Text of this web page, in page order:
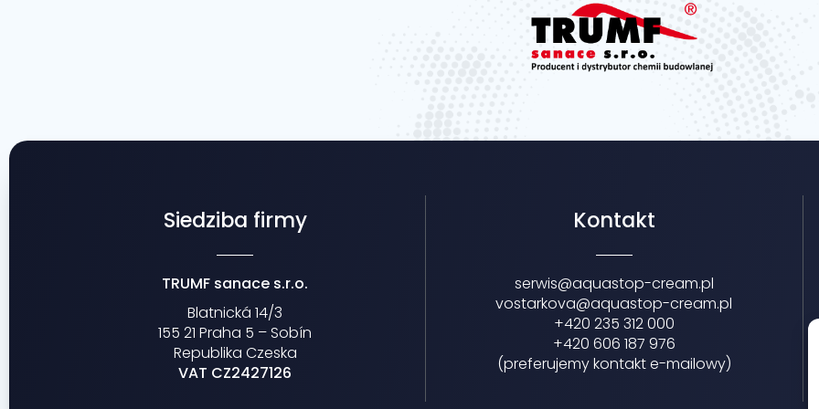
Siedziba firmy
TRUMF sanace s.r.o.
Blatnická 14/3
155 21 Praha 5 – Sobín
Republika Czeska
VAT CZ2427126
Kontakt
serwis@aquastop-cream.pl
vostarkova@aquastop-cream.pl
+420 235 312 000
+420 606 187 976
(preferujemy kontakt e-mailowy)